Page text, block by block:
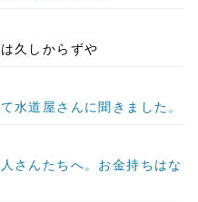
久しからずや
水道屋さんに聞きました。
さんたちへ。お金持ちはな